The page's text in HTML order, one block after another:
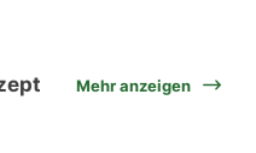
Mehr anzeigen